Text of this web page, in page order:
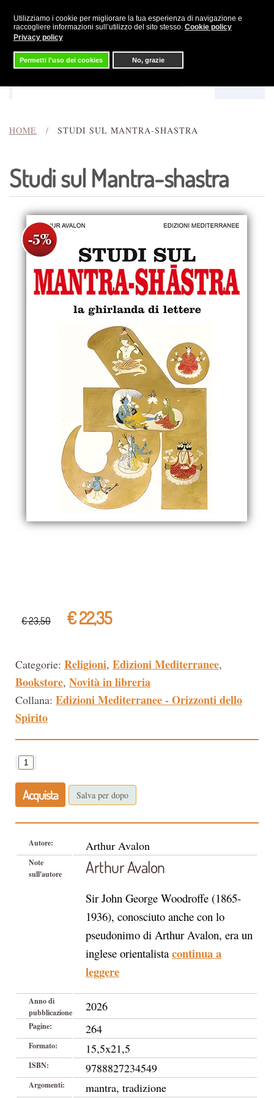
Utilizziamo i cookie per migliorare la tua esperienza di navigazione e
raccogliere informazioni sull’utilizzo del sito stesso. Cookie policy
Privacy policy
Permetti l'uso dei cookies No, grazie
Skip to main content
HOME STUDI SUL MANTRA-SHASTRA
Studi sul Mantra-shastra
€ 23,50 € 22,35
Categorie: Religioni, Edizioni Mediterranee,
Bookstore, Novità in libreria
Collana: Edizioni Mediterranee - Orizzonti dello
Spirito
Acquista Salva per dopo
Autore: Arthur Avalon
Note
sull'autore
Arthur Avalon
Sir John George Woodroffe (1865-
1936), conosciuto anche con lo
pseudonimo di Arthur Avalon, era un
inglese orientalista continua a
leggere
Anno di
pubblicazione
2026
Pagine: 264
Formato: 15,5x21,5
ISBN: 9788827234549
Argomenti: mantra, tradizione